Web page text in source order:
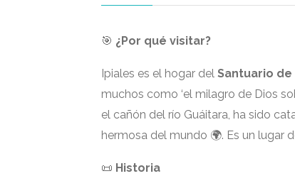
🎯 ¿Por qué visitar?
Ipiales es el hogar del Santuario de
muchos como ‘el milagro de Dios
el cañón del río Guáitara, ha sido
hermosa del mundo 🌍. Es un lugar
📜 Historia